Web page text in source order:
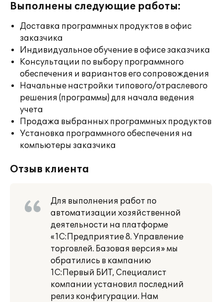
Выполнены следующие работы:
Доставка программных продуктов в офис
заказчика
Индивидуальное обучение в офисе заказчика
Консультации по выбору программного
обеспечения и вариантов его сопровождения
Начальные настройки типового/отраслевого
решения (программы) для начала ведения
учета
Продажа выбранных программных продуктов
Установка программного обеспечения на
компьютеры заказчика
Отзыв клиента
Для выполнения работ по
автоматизации хозяйственной
деятельности на платформе
«1С:Предприятие 8. Управление
торговлей. Базовая версия» мы
обратились в кампанию
1С:Первый БИТ, Специалист
компании установил последний
релиз конфигурации. Нам